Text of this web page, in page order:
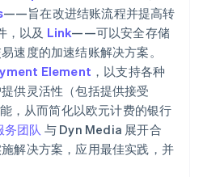
——旨在改进结账流程并提高转
，以及 Link——可以安全存储
速度的加速结账解决方案。
Element ，以支持各种
供灵活性（包括提供接受
，从而简化以欧元计费的银行
团队 与 Dyn Media 展开合
解决方案，应用最佳实践，并